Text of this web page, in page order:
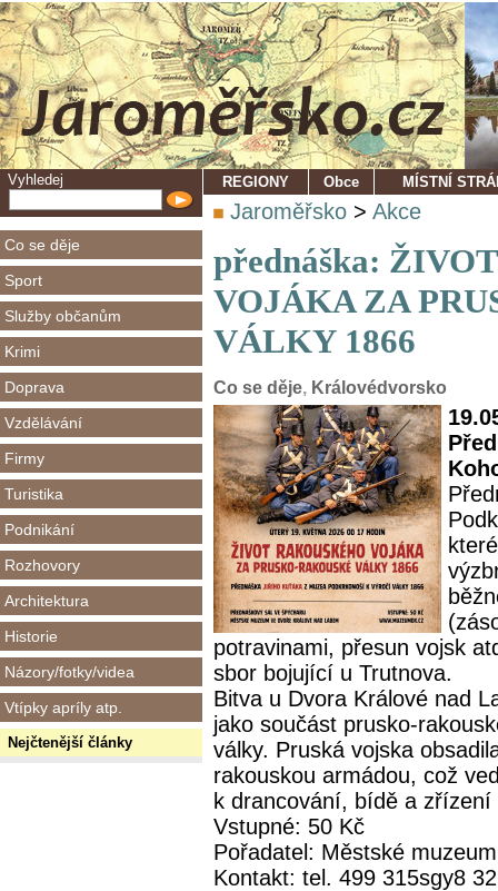
Vyhledej
Co se děje
Sport
Služby občanům
Krimi
Doprava
Vzdělávání
Firmy
Turistika
Podnikání
Rozhovory
Architektura
Historie
Názory/fotky/videa
Vtípky apríly atp.
Nejčtenější články
REGIONY Obce MÍSTNÍ
Jaroměřsko > Akce
přednáška:
VOJÁKA ZA
VÁLKY 1866
Co se děje, Královédvorsko
potravinami, přesun vojsk
sbor bojující u Trutnova.
Bitva u Dvora Králové nad
jako součást prusko-
války. Pruská vojska
rakouskou armádou, což
k drancování, bídě a
Vstupné: 50 Kč
Pořadatel: Městské
Kontakt: tel. 499 315sgy8